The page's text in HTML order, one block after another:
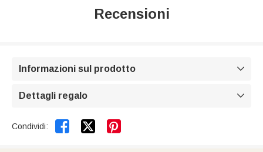
Recensioni
Informazioni sul prodotto 
Dettagli regalo 
Condividi:  